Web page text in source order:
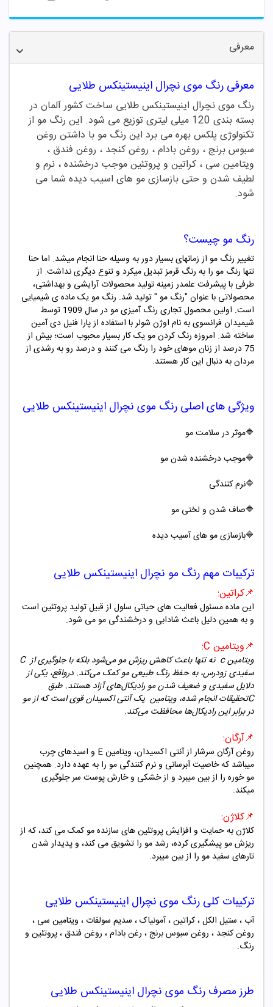
معرفی
معرفی رنگ موی نچرال اینیستینکس طلایی
رنگ موی نچرال اینیستینکس طلایی ساخت کشور آلمان در
بسته بندی 120 میلی لیتری توزیع می شود. این رنگ مو از
تکنولوژی پلکس بهره می برد این رنگ مو با داشتن روغن
سبوس برنج ، روغن بادام ، روغن کنجد ، روغن فندق ،
ویتامین سی ، کراتین و پروتئین موجب درخشنده ، نرم و
لطیف شدن و حتی بازسازی مو های اسیب دیده شما می
شود.
رنگ مو چیست؟
تغییر رنگ مو از زمانهای بسیار دور به وسیله حنا انجام میشد. اما حنا
تنها رنگ مو را به رنگ قرمز تبدیل میکرد و تنوع دیگری نداشت. از
طرفی با پیشرفت علمدر زمینه تولید محصولات آرایشی و بهداشتی،
محصولاتی با عنوان "رنگ مو "تولید شد. رنگ مو یک ماده ­ی شیمیایی
است. اولین محصول تجاری رنگ ­آمیزی مو در سال 1909 توسط
شیمیدان فرانسوی به نام اوژن شولر با استفاده از پارا فنیل دی آمین
ساخته شد. امروزه رنگ کردن مو یک کار بسیار محبوب است؛ بیش از
75 درصد از زنان موهای خود را رنگ می کنند و درصد رو به رشدی از
مردان به دنبال این کار هستند.
ویژگی های اصلی رنگ موی نچرال اینیستینکس طلایی
🔷موثر در سلامت مو
🔷موجب درخشنده شدن مو
🔷نرم کنندگی
🔷صاف شدن و لختی مو
🔷بازسازی مو های آسیب دیده
ترکیبات مهم رنگ مو نچرال اینیستینکس طلایی
📌کراتین:
این ماده مسئول فعالیت های حیاتی سلول از قبیل تولید پروتئین است
و به همین دلیل باعث شادابی و درخشندگی مو می شود.
📌ویتامین
ویتامین c Cنه تنها باعث کاهش ریزش مو می‌شود بلکه با جلوگیری از
سفیدی زودرس، به حفظ رنگ طبیعی مو کمک می‌کند. درواقع، یکی از
دلایل سفیدی و ضعیف شدن مو رادیکال‌های آزاد هستند. طبق
تحقیقات انجام شده، ویتامینC
یک آنتی اکسیدان قوی است که از مو
در برابر این رادیکال‌ها محافظت می‌کند.
📌آرگان:
روغن آرگان سرشار از آنتی اکسیدان، ویتامینE و اسیدهای چرب
میباشد که خاصیت آبرسانی و نرم کنندگی مو را به عهده دارد. همچنین
مو خوره را از بین میبرد و از خشکی و خارش پوست سر جلوگیری
میکند.
📌کلاژن:
کلاژن به حمایت و افزایش پروتئین های سازنده مو کمک می کند، که از
ریزش مو پیشگیری کرده، رشد مو را تشویق می کند، و پدیدار شدن
تارهای سفید مو را از بین میبرد.
ترکیبات کلی رنگ موی نچرال اینیستینکس طلایی
آب ، ستیل الکل ، کراتین ، آمونیاک ، سدیم سولفات ، ویتامین سی ،
روغن کنجد ، روغن سبوس برنج ، رغن بادام ، روغن فندق ، پروتئین و
رنگ.
طرز مصرف رنگ موی نچرال اینیستینکس طلایی